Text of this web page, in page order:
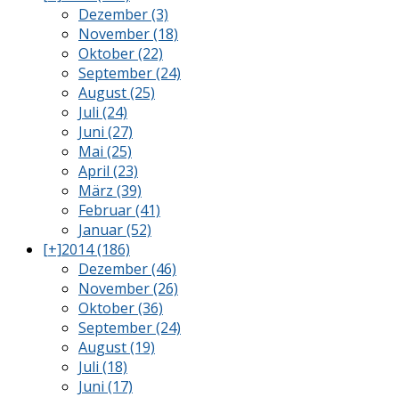
Dezember (3)
November (18)
Oktober (22)
September (24)
August (25)
Juli (24)
Juni (27)
Mai (25)
April (23)
März (39)
Februar (41)
Januar (52)
[+]2014 (186)
Dezember (46)
November (26)
Oktober (36)
September (24)
August (19)
Juli (18)
Juni (17)